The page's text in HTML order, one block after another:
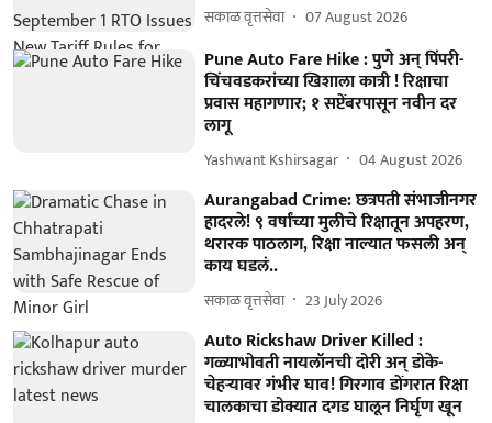
सकाळ वृत्तसेवा 07 August 2026
Pune Auto Fare Hike : पुणे अन् पिंपरी-
चिंचवडकरांच्या खिशाला कात्री ! रिक्षाचा
प्रवास महागणार; १ सप्टेंबरपासून नवीन दर
लागू
Yashwant Kshirsagar 04 August 2026
Aurangabad Crime: छत्रपती संभाजीनगर
हादरले! ९ वर्षांच्या मुलीचे रिक्षातून अपहरण,
थरारक पाठलाग, रिक्षा नाल्यात फसली अन्
काय घडलं..
सकाळ वृत्तसेवा 23 July 2026
Auto Rickshaw Driver Killed :
गळ्याभोवती नायलॉनची दोरी अन् डोके-
चेहऱ्यावर गंभीर घाव! गिरगाव डोंगरात रिक्षा
चालकाचा डोक्यात दगड घालून निर्घृण खून